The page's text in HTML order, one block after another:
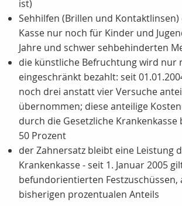
ist)
Sehhilfen (Brillen und
Kasse nur noch für Kinder und
Jahre und schwer sehbehinderten
die künstliche Befruchtung wird nur
eingeschränkt bezahlt: seit
noch drei anstatt vier Versuche
übernommen; diese anteilige
durch die Gesetzliche
50 Prozent
der Zahnersatz bleibt eine Leistung
Krankenkasse - seit 1. Januar 2005
befundorientierten Festzuschüssen,
bisherigen prozentualen Anteils